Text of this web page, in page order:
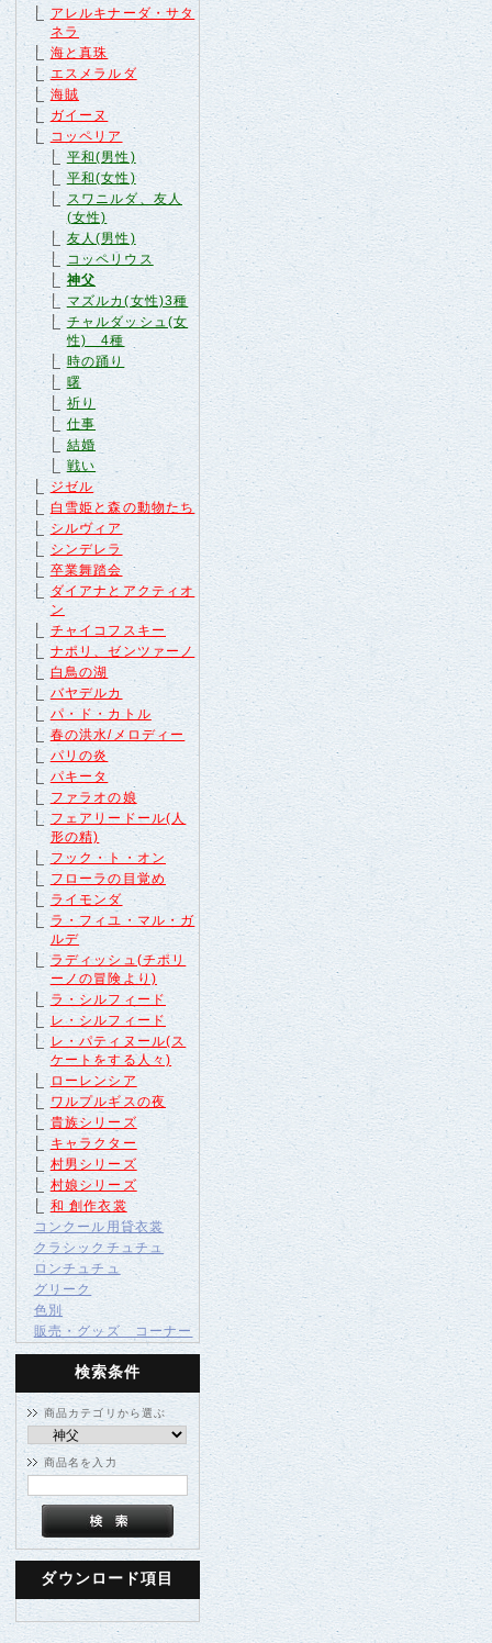
アレルキナーダ・サタ
ネラ
海と真珠
エスメラルダ
海賊
ガイーヌ
コッペリア
平和(男性)
平和(女性)
スワニルダ、友人
(女性)
友人(男性)
コッペリウス
神父
マズルカ(女性)3種
チャルダッシュ(女
性) 4種
時の踊り
曙
祈り
仕事
結婚
戦い
ジゼル
白雪姫と森の動物たち
シルヴィア
シンデレラ
卒業舞踏会
ダイアナとアクティオ
ン
チャイコフスキー
ナポリ、ゼンツァーノ
白鳥の湖
バヤデルカ
パ・ド・カトル
春の洪水/メロディー
パリの炎
パキータ
ファラオの娘
フェアリードール(人
形の精)
フック・ト・オン
フローラの目覚め
ライモンダ
ラ・フィユ・マル・ガ
ルデ
ラディッシュ(チポリ
ーノの冒険より)
ラ・シルフィード
レ・シルフィード
レ・パティヌール(ス
ケートをする人々)
ローレンシア
ワルプルギスの夜
貴族シリーズ
キャラクター
村男シリーズ
村娘シリーズ
和 創作衣裳
コンクール用貸衣裳
クラシックチュチュ
ロンチュチュ
グリーク
色別
販売・グッズ コーナー
検索条件
商品カテゴリから選ぶ
商品名を入力
ダウンロード項目